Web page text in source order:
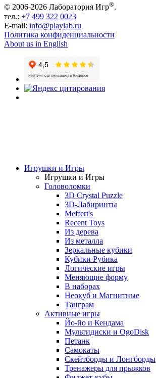
© 2006-2026 Лаборатория Игр®.
тел.: +7 499 322 0023
E-mail: info@playlab.ru
Политика конфиденциальности
About us in English
Игрушки и Игры
Игрушки и Игры
Головоломки
3D Crystal Puzzle
3D-Лабиринты
Meffert's
Recent Toys
Из дерева
Из металла
Зеркальные кубики
Кубики Рубика
Логические игры
Меняющие форму
В наборах
Неокуб и Магнитные
Танграм
Активные игры
Йо-йо и Кендама
Мультидиски и OgoDisk
Петанк
Самокаты
Скейтборды и Лонгборды
Тренажеры для прыжков